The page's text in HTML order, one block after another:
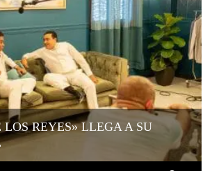
REYES» LLEGA A SU